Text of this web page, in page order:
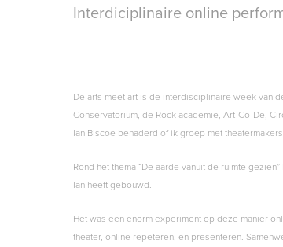
Interdiciplinaire online
De arts meet art is de interdisciplinaire week van
Conservatorium, de Rock academie, Art-Co-De,
Ian Biscoe benaderd of ik groep met
Rond het thema “De aarde vanuit de ruimte
Ian heeft gebouwd.
Het was een enorm experiment op deze manier
theater, online repeteren, en presenteren.